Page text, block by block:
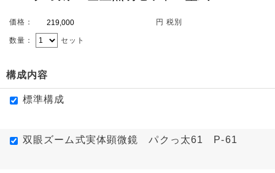
価格： 円 税別
数量： セット
構成内容
標準構成
双眼ズーム式実体顕微鏡 パクっ太61 P-61